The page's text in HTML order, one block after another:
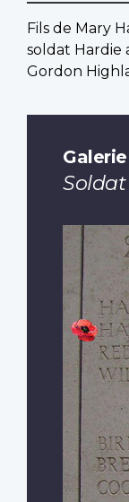
Fils de Mary
soldat Hardie
Gordon